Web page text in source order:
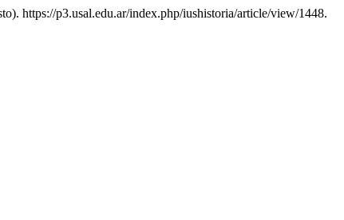
https://p3.usal.edu.ar/index.php/iushistoria/article/view/1448.